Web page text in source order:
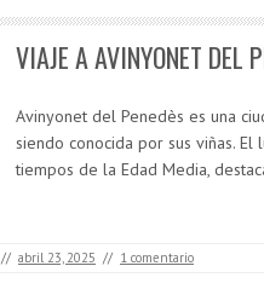
VIAJE A AVINYONET DEL
Avinyonet del Penedès es una
siendo conocida por sus viñas.
tiempos de la Edad Media,
// abril 23, 2025 // 1 comentario